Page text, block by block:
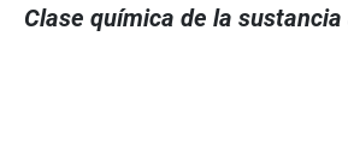
Clase química de la